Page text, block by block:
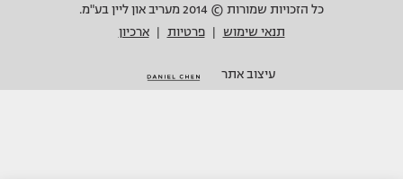
כל הזכויות שמורות © 2014 מעריב און ליין בע"מ.
תנאי שימוש
פרטיות ארכיון
עיצוב אתר